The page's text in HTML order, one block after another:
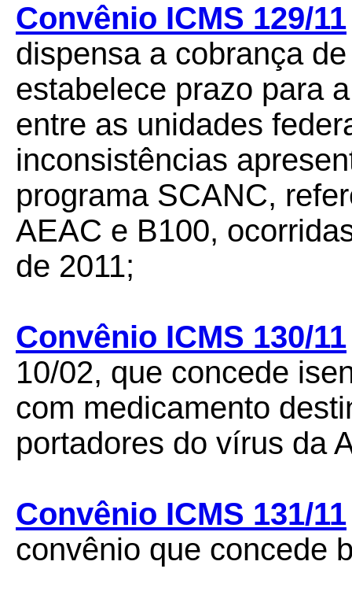
Convênio ICMS 129/11
dispensa a cobrança
estabelece prazo para
entre as unidades
inconsistências
programa SCANC,
AEAC e B100,
de 2011;
Convênio ICMS 130/11
10/02, que concede
com medicamento
portadores do vírus da
Convênio ICMS 131/11
convênio que concede